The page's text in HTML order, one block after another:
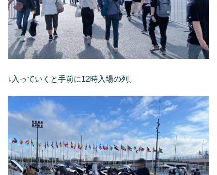
↓入っていくと手前に12時入場の列。